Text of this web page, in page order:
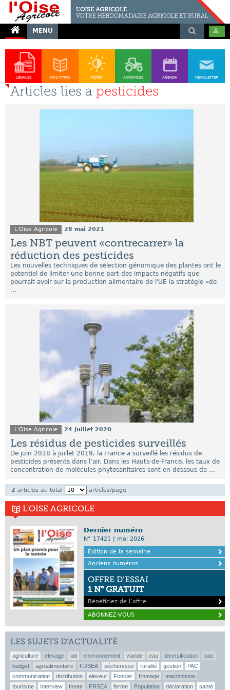
MENU
LÉGALES NOS TITRES MÉTÉO ANNONCES AGENDA NEWSLETTER
Articles lies a pesticides
L'Oise Agricole 28 mai 2021
Les NBT peuvent «contrecarrer» la
réduction des pesticides
Les nouvelles techniques de sélection génomique des plantes ont le
potentiel de limiter une bonne part des impacts négatifs que
pourrait avoir sur la production alimentaire de l'UE la stratégie «de
...
L'Oise Agricole 24 juillet 2020
Les résidus de pesticides surveillés
De juin 2018 à juillet 2019, la France a surveillé les résidus de
pesticides présents dans l’air. Dans les Hauts-de-France, les taux de
concentration de molécules phytosanitaires sont en dessous de ...
2 articles au total articles/page
L'OISE AGRICOLE
Dernier numéro
N° 17421 | mai 2026
Edition de la semaine
Anciens numéros
OFFRE D’ESSAI
1 N° GRATUIT
Bénéficiez de l’offre
ABONNEZ-VOUS
LES SUJETS D’ACTUALITÉ
agriculture elevage lait environnement viande eau diversification
pac
budget
agroalimentaire FDSEA sécheresse ruralité gestion
PAC
communication
distribution eleveur Foncier fromage
machinisme
tourisme
Interview Insee FRSEA ferme Population déclaration santé